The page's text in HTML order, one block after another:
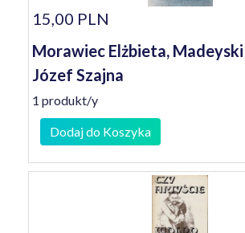
15,00 PLN
Morawiec Elżbieta,
Józef Szajna
1 produkt/y
Dodaj do Koszyka